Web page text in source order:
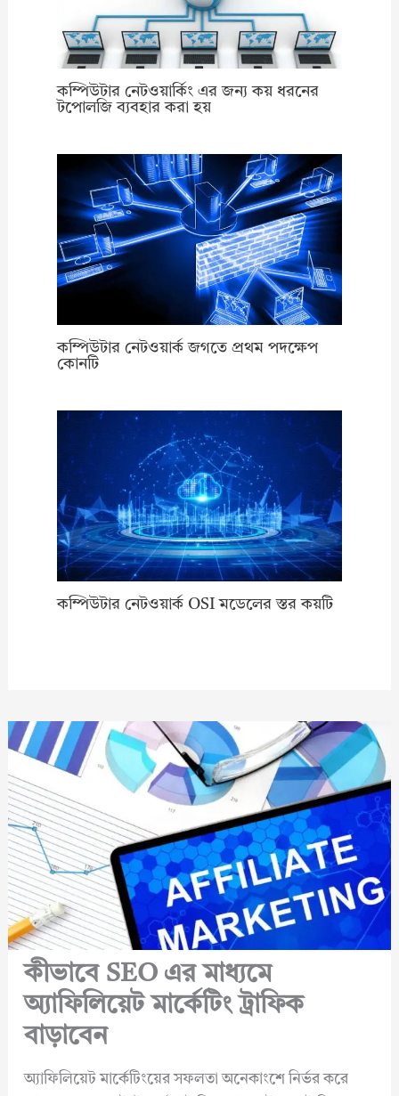
কম্পিউটার নেটওয়ার্কিং এর জন্য কয় ধরনের
টপোলজি ব্যবহার করা হয়
কম্পিউটার নেটওয়ার্ক জগতে প্রথম পদক্ষেপ
কোনটি
কম্পিউটার নেটওয়ার্ক OSI মডেলের স্তর কয়টি
কীভাবে SEO এর মাধ্যমে
অ্যাফিলিয়েট মার্কেটিং ট্রাফিক
বাড়াবেন
অ্যাফিলিয়েট মার্কেটিংয়ের সফলতা অনেকাংশে নির্ভর করে